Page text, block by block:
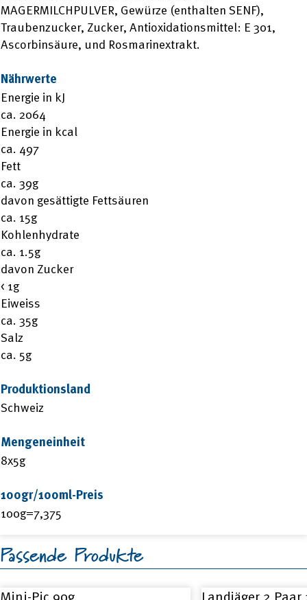
MAGERMILCHPULVER, Gewürze (enthalten SENF),
Traubenzucker, Zucker, Antioxidationsmittel: E 301,
Ascorbinsäure, und Rosmarinextrakt.
Nährwerte
Energie in kJ
ca. 2064
Energie in kcal
ca. 497
Fett
ca. 39g
davon gesättigte Fettsäuren
ca. 15g
Kohlenhydrate
ca. 1.5g
davon Zucker
< 1g
Eiweiss
ca. 35g
Salz
ca. 5g
Produktionsland
Schweiz
Mengeneinheit
8x5g
100gr/100ml-Preis
100g=7,375
Passende Produkte
Mini-Pic 90g Landjäger 2 Paar